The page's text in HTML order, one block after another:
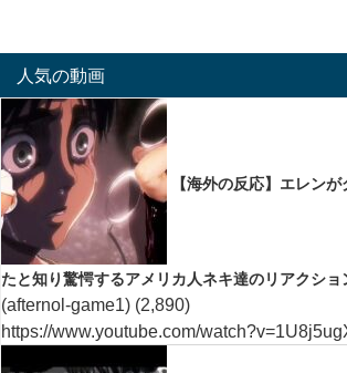
人気の動画
【海外の反応】エレン
たと知り驚愕するアメリカ人ネキ達のリアクショ
(afternol-game1) (2,890)
https://www.youtube.com/